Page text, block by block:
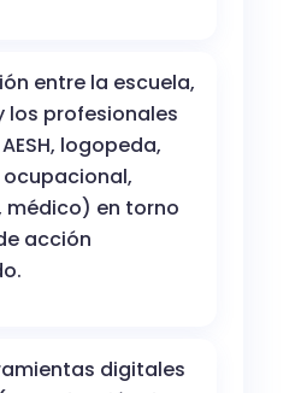
entre la escuela,
los profesionales
logopeda,
médico) en torno
acción
digitales